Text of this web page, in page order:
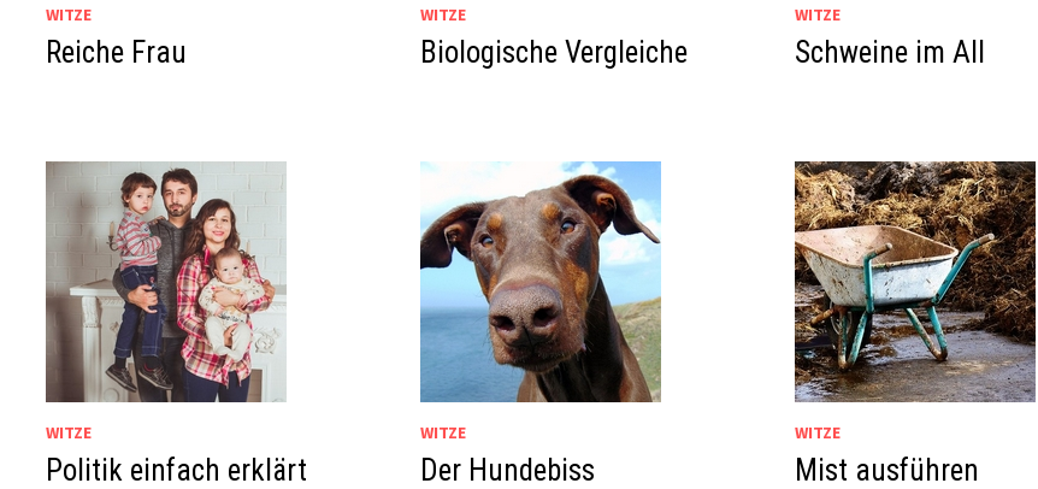
WITZE
Reiche Frau
WITZE
Biologische Vergleiche
WITZE
Schweine im All
WITZE
Politik einfach erklärt
WITZE
Der Hundebiss
WITZE
Mist ausführen